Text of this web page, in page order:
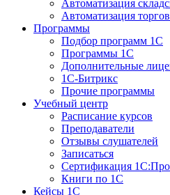
Автоматизация
Автоматизация
Программы
Подбор программ 1С
Программы 1С
Дополнительные
1С-Битрикс
Прочие программы
Учебный центр
Расписание курсов
Преподаватели
Отзывы слушателей
Записаться
Сертификация
Книги по 1С
Кейсы 1С